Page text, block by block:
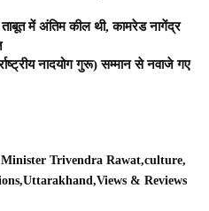
में अंतिम कील थी, कामरेड नागेंद्र
नादयोग गुरू) सम्मान से नवाजे गए
Trivendra Rawat culture
Uttarakhand Views & Reviews